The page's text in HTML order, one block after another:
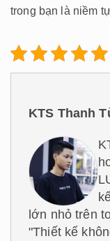
trong bạn là niềm
KTS Thanh
lớn nhỏ trên
"Thiết kế